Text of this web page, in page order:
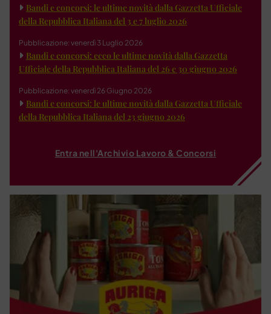
Bandi e concorsi: le ultime novità dalla Gazzetta Ufficiale
della Repubblica Italiana del 3 e 7 luglio 2026
Pubblicazione: venerdì 3 Luglio 2026
Bandi e concorsi: ecco le ultime novità dalla Gazzetta
Ufficiale della Repubblica Italiana del 26 e 30 giugno 2026
Pubblicazione: venerdì 26 Giugno 2026
Bandi e concorsi: le ultime novità dalla Gazzetta Ufficiale
della Repubblica Italiana del 23 giugno 2026
Entra nell'Archivio Lavoro & Concorsi